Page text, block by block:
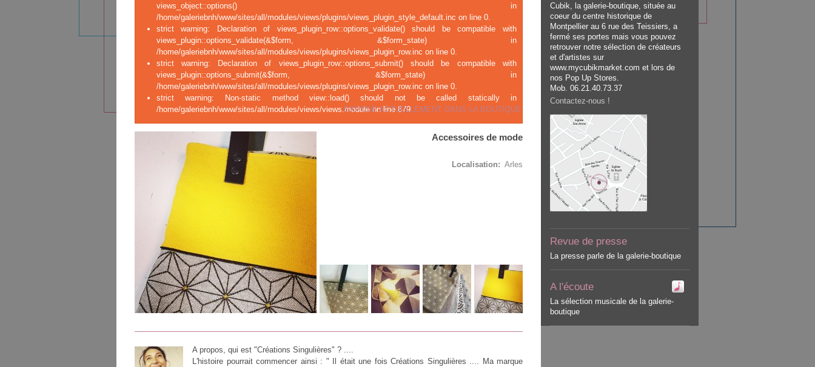
views_object::options() in
/home/galeriebnh/www/sites/all/modules/views/plugins/views_plugin_style_default.inc on line 0.
strict warning: Declaration of views_plugin_row::options_validate() should be compatible with
views_plugin::options_validate(&$form, &$form_state) in
/home/galeriebnh/www/sites/all/modules/views/plugins/views_plugin_row.inc on line 0.
strict warning: Declaration of views_plugin_row::options_submit() should be compatible with
views_plugin::options_submit(&$form, &$form_state) in
/home/galeriebnh/www/sites/all/modules/views/plugins/views_plugin_row.inc on line 0.
strict warning: Non-static method view::load() should not be called statically in
/home/galeriebnh/www/sites/all/modules/views/views.module on line 879.EXPOSE ACTUELLEMENT DANS LA BOUTIQUE
Accessoires de mode
Localisation: Arles
A propos, qui est "Créations Singulières" ? ....
L'histoire pourrait commencer ainsi : " Il était une fois Créations Singulières .... Ma marque
Cubik, la galerie-boutique, située au
coeur du centre historique de
Montpellier au 6 rue des Teissiers, a
fermé ses portes mais vous pouvez
retrouver notre sélection de créateurs
et d'artistes sur
www.mycubikmarket.com et lors de
nos Pop Up Stores.
Mob. 06.21.40.73.37
Contactez-nous !
Revue de presse
La presse parle de la galerie-boutique
A l'écoute
La sélection musicale de la galerie-
boutique